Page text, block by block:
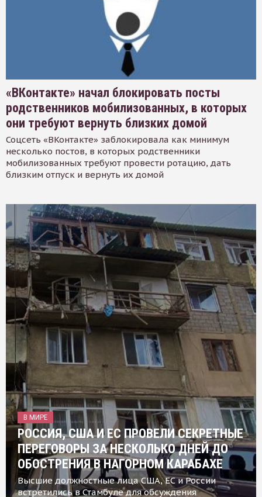
«ВКонтакте» начал блокировать посты
родственников мобилизованных, в которых
они требуют вернуть близких домой
Соцсеть «ВКонтакте» заблокировала как минимум
несколько постов, в которых родственники
мобилизованных требуют провести ротацию, дать
близким отпуск и вернуть их домой
В МИРЕ
РОССИЯ, США И ЕС ПРОВЕЛИ СЕКРЕТНЫЕ
ПЕРЕГОВОРЫ ЗА НЕСКОЛЬКО ДНЕЙ ДО
ОБОСТРЕНИЯ В НАГОРНОМ КАРАБАХЕ
Высшие должностные лица США, ЕС и России
встретились в Стамбуле для обсуждения